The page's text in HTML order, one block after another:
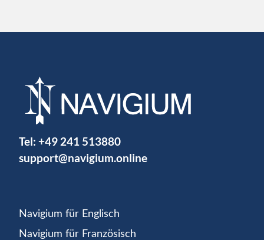
Tel: +49 241 513880
support@navigium.online
Navigium für Englisch
Navigium für Französisch